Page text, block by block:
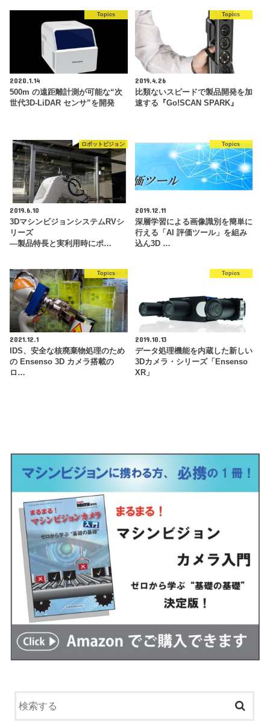
Topics
2020.1.14
500m の遠距離計測が可能な“次
世代3D-LiDAR センサ”を開発
Topics
2019.4.26
比類ないスピードで製品開発を加
速する『Go!SCAN SPARK』
ロボットビジョン
2019.6.10
3DマシンビジョンシステムRVシ
リーズ
―製品特長と実利用時にポ…
Topics
2019.12.11
深層学習による画像識別を簡単に
行える「AI 評価ツール」を組み
込ん3D …
Topics
2021.12.1
IDS、安全な核廃棄物処理のため
の Ensenso 3D カメラ搭載の
ロ…
Topics
2019.10.13
データ処理機能を内蔵した新しい
3Dカメラ・シリーズ「Ensenso
XR」